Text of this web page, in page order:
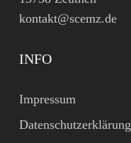
kontakt@scemz.de
INFO
Impressum
Datenschutzerklärung